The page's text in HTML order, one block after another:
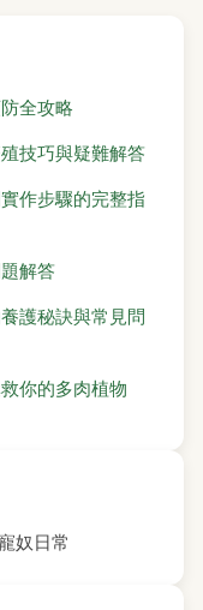
全攻略
技巧與疑難解答
作步驟的完整指
解答
護秘訣與常見問
你的多肉植物
奴日常